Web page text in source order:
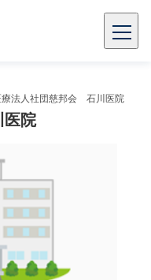
法人社団慈邦会 石川医院
院